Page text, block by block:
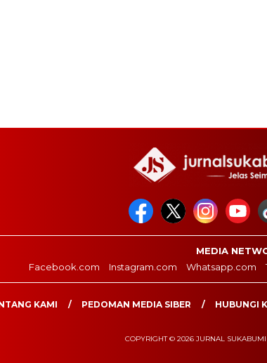
MEDIA
Facebook.com
Instagram.com Whatsapp.com
KAMI PEDOMAN MEDIA SIBER HUBUNGI
COPYRIGHT © 2026 JURNAL